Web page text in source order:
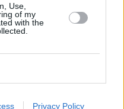
Use,
of my
with the
Privacy Policy